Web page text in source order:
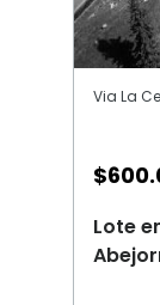
Via La
$
Lote